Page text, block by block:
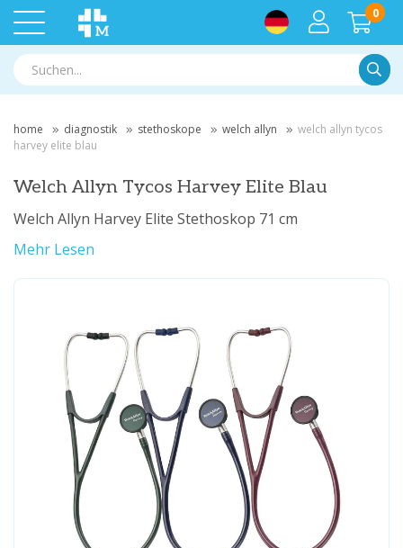
0
home diagnostik stethoskope welch allyn
welch allyn tycos
harvey elite blau
Welch Allyn Tycos Harvey Elite Blau
Welch Allyn Harvey Elite Stethoskop 71 cm
Mehr Lesen